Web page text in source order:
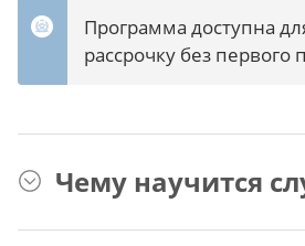
Программа доступна
рассрочку без первого
Чему научится